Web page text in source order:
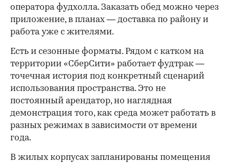
оператора фудхолла. Заказать обед можно через
приложение, в планах — доставка по району и
работа уже с жителями.
Есть и сезонные форматы. Рядом с катком на
территории «СберСити» работает фудтрак —
точечная история под конкретный сценарий
использования пространства. Это не
постоянный арендатор, но наглядная
демонстрация того, как среда может работать в
разных режимах в зависимости от времени
года.
В жилых корпусах запланированы помещения